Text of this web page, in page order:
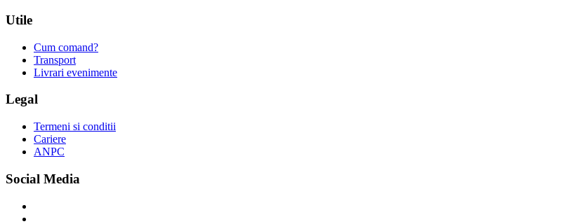
Utile
Cum comand?
Transport
Livrari evenimente
Legal
Termeni si conditii
Cariere
ANPC
Social Media